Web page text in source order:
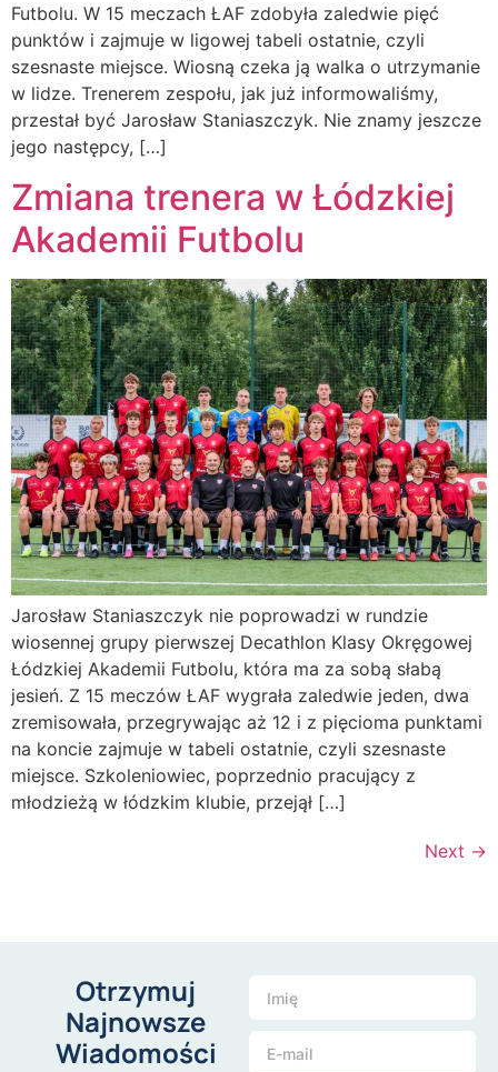
Futbolu. W 15 meczach ŁAF zdobyła zaledwie pięć
punktów i zajmuje w ligowej tabeli ostatnie, czyli
szesnaste miejsce. Wiosną czeka ją walka o utrzymanie
w lidze. Trenerem zespołu, jak już informowaliśmy,
przestał być Jarosław Staniaszczyk. Nie znamy jeszcze
jego następcy, […]
Zmiana trenera w Łódzkiej
Akademii Futbolu
Jarosław Staniaszczyk nie poprowadzi w rundzie
wiosennej grupy pierwszej Decathlon Klasy Okręgowej
Łódzkiej Akademii Futbolu, która ma za sobą słabą
jesień. Z 15 meczów ŁAF wygrała zaledwie jeden, dwa
zremisowała, przegrywając aż 12 i z pięcioma punktami
na koncie zajmuje w tabeli ostatnie, czyli szesnaste
miejsce. Szkoleniowiec, poprzednio pracujący z
młodzieżą w łódzkim klubie, przejął […]
Next →
Otrzymuj
Najnowsze
Wiadomości